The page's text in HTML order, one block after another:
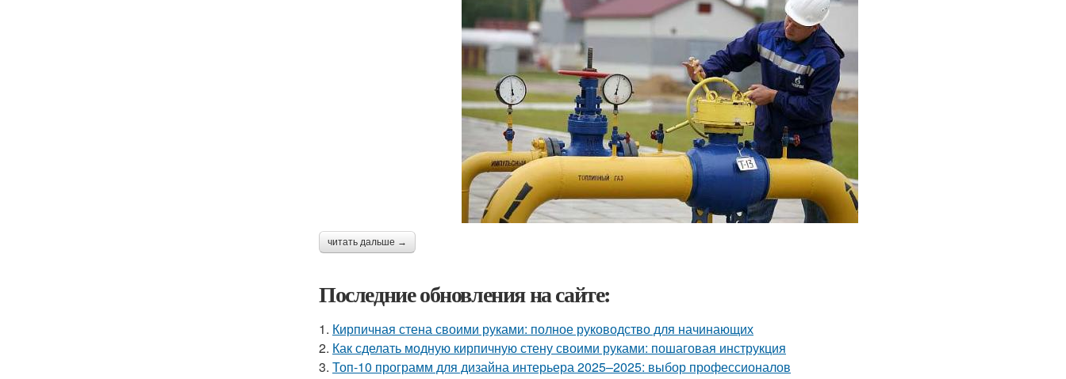
читать дальше →
Последние обновления на сайте:
1. Кирпичная стена своими руками: полное руководство для начинающих
2. Как сделать модную кирпичную стену своими руками: пошаговая инструкция
3. Топ-10 программ для дизайна интерьера 2025–2025: выбор профессионалов